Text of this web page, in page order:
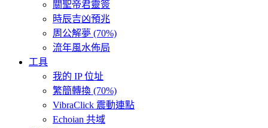
關聖帝君靈簽
時辰吉凶預兆
周公解夢 (70%)
流年風水佈局
工具
我的 IP 位址
繁簡轉換 (70%)
VibraClick 震動連點
Echoian 共域